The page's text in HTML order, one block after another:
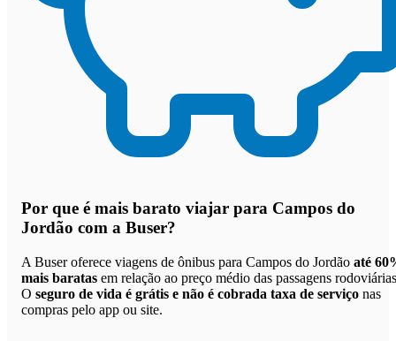
Por que é mais barato viajar para Campos do
Jordão com a Buser?
A Buser oferece viagens de ônibus para Campos do Jordão até
mais baratas em relação ao preço médio das passagens
O seguro de vida é grátis e não é cobrada taxa de serviço nas
compras pelo app ou site.